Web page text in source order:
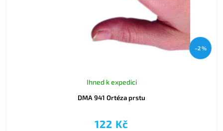
–2 %
DMA 941 Ortéza prstu
Ihned k expedici
122 Kč